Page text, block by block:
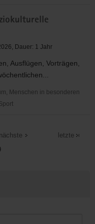
Dauer: 1 Jahr
Ausflügen, Vorträgen,
Menschen in besonderen
nächste letzte